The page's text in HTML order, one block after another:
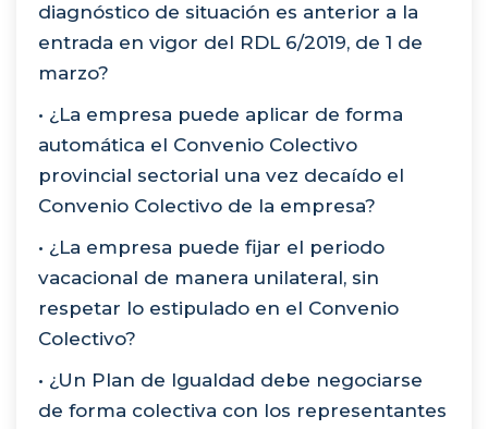
diagnóstico de situación es anterior a la
entrada en vigor del RDL 6/2019, de 1 de
marzo?
• ¿La empresa puede aplicar de forma
automática el Convenio Colectivo
provincial sectorial una vez decaído el
Convenio Colectivo de la empresa?
• ¿La empresa puede fijar el periodo
vacacional de manera unilateral, sin
respetar lo estipulado en el Convenio
Colectivo?
• ¿Un Plan de Igualdad debe negociarse
de forma colectiva con los representantes